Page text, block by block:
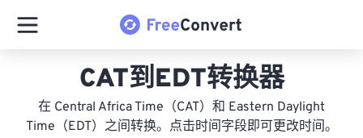
CAT到EDT转换器
在 Central Africa Time（CAT）和 Eastern Daylight
Time（EDT）之间转换。点击时间字段即可更改时间。